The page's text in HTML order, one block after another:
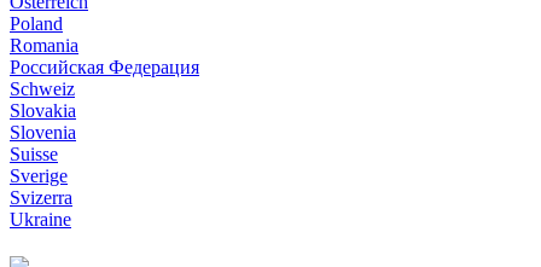
Poland
Romania
Российская Федерация
Schweiz
Slovakia
Slovenia
Suisse
Sverige
Svizerra
Ukraine